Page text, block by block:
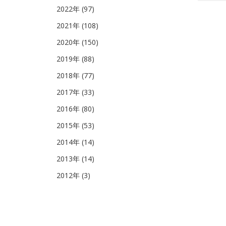
2022年 (97)
2021年 (108)
2020年 (150)
2019年 (88)
2018年 (77)
2017年 (33)
2016年 (80)
2015年 (53)
2014年 (14)
2013年 (14)
2012年 (3)